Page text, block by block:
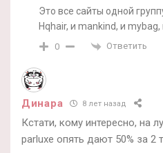
Это все сайты одной
Hqhair, и mankind, и
0 Ответить
Динара 8 лет назад
Кстати, кому интересно, на
parluxe опять дают 50% за 2